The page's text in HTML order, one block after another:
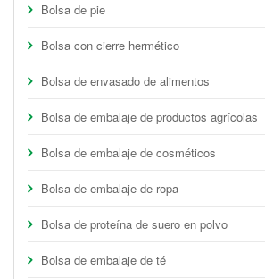
Bolsa de pie
Bolsa con cierre hermético
Bolsa de envasado de alimentos
Bolsa de embalaje de productos agrícolas
Bolsa de embalaje de cosméticos
Bolsa de embalaje de ropa
Bolsa de proteína de suero en polvo
Bolsa de embalaje de té